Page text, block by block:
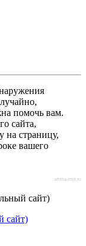
помочь вам.
сайта,
на страницу,
вашего
afisha-msk.ru
сайт)